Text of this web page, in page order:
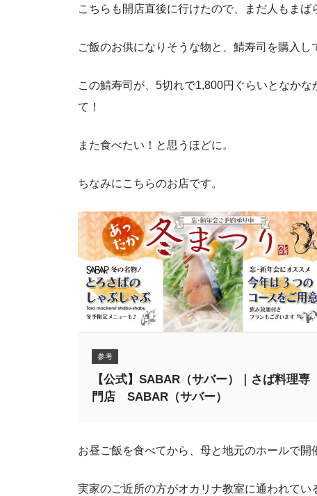
こちらも開店直後に行けたので、まだ人もまば
ご飯のお供になりそうな物と、鯖寿司を購入し
この鯖寿司が、5切れで1,800円ぐらいとなか
て！
また食べたい！と思うほどに。
ちなみにこちらのお店です。
参考
【公式】SABAR（サバー）｜さば料理専
門店 SABAR（サバー）
お昼ご飯を食べてから、母と地元のホールで開
実家のご近所の方がオカリナ教室に通われて